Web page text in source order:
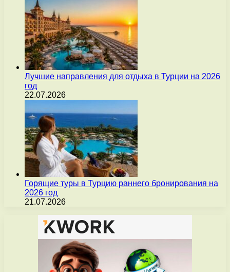
Лучшие направления для отдыха в Турции на 2026
год
22.07.2026
Горящие туры в Турцию раннего бронирования на
2026 год
21.07.2026